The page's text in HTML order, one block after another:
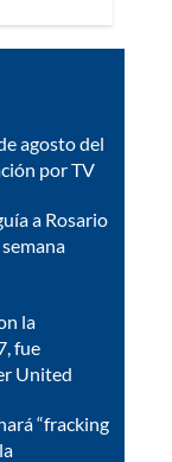
agosto del
por TV
a Rosario
la
fue
United
“fracking